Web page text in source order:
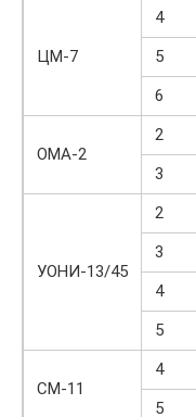
ЦМ-7
4
5
6
ОМА-2
2
3
УОНИ-13/45
2
3
4
5
СМ-11
4
5